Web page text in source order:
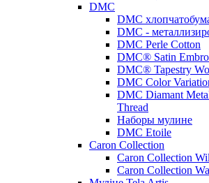
DMC
DMC
DMC -
DMC Perle Cotton
DMC® Satin
DMC® Tapestry
DMC Color
DMC Diamant
Thread
Наборы мулине
DMC Etoile
Caron Collection
Caron Collection
Caron Collection